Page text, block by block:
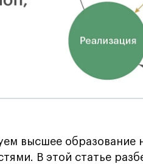
высшее образование
В этой статье